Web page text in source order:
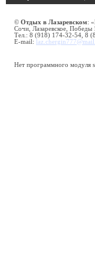
© Отдых в Лазаревском:
Сочи, Лазаревское, Победы
Тел.: 8 (918) 174-32-54, 8
E-mail:
Нет программного модуля